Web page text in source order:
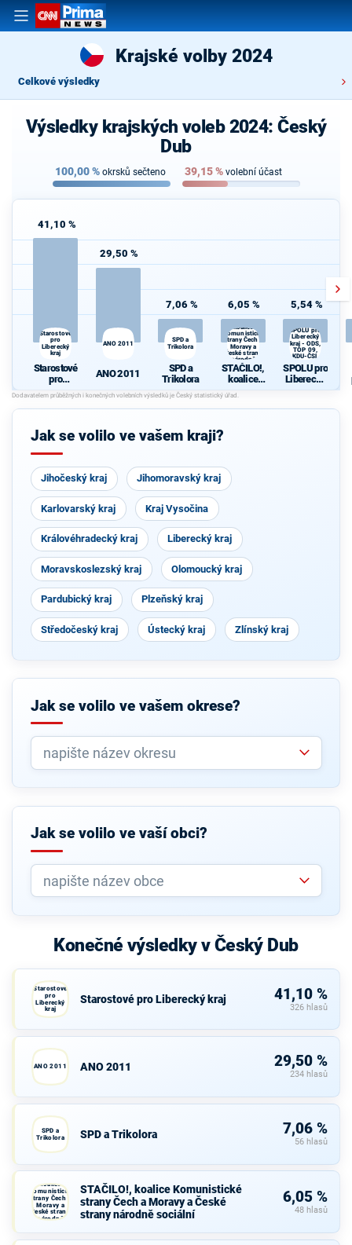
Krajské volby 2024
Celkové výsledky
Výsledky krajských voleb 2024: Český
Dub
100,00% okrsků sečteno 39,15% volební účast
41,10 %
Starostové
pro
Liberecký
kraj
Starostové
pro
Liberecký
kraj
29,50 %
ANO 2011
ANO 2011
7,06 %
SPD a
Trikolora
SPD a
Trikolora
6,05 %
STAČILO!,
koalice
Komunistické
strany Čech a
Moravy a
České strany
národně
sociální
STAČILO!,
koalice
Komunisti
cké strany
Čech a
sociální
5,54 %
SPOLU pro
Liberecký
kraj - ODS,
TOP 09,
KDU-ČSL
SPOLU pro
Liberecký
kraj - ODS,
KDU-ČSL
Jak se volilo ve vašem kraji?
Jihočeský kraj Jihomoravský kraj
Karlovarský kraj Kraj Vysočina
Královéhradecký kraj Liberecký kraj
Moravskoslezský kraj Olomoucký kraj
Pardubický kraj Plzeňský kraj
Středočeský kraj Ústecký kraj Zlínský kraj
Jak se volilo ve vašem okrese?
Jak se volilo ve vaší obci?
Konečné výsledky v Český Dub
Starostové
pro
Liberecký
kraj
Starostové pro Liberecký kraj 41,10 %
326 hlasů
ANO 2011 ANO 2011 29,50 %
234 hlasů
SPD a
Trikolora
SPD a Trikolora 7,06 %
56 hlasů
koalice
Komunistické
strany Čech a
Moravy a
České strany
národně
STAČILO!, koalice Komunistické
strany Čech a Moravy a České
strany národně sociální
6,05 %
48 hlasů